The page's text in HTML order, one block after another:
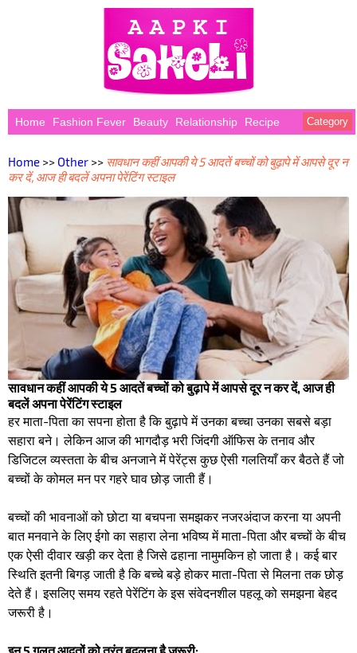
Home Fashion Fever Beauty Relationship Recipe Category
Home >> Other >> सावधान कहीं आपकी ये 5 आदतें बच्चों को बुढ़ापे में आपसे दूर न
कर दें, आज ही बदलें अपना पेरेंटिंग स्टाइल
सावधान कहीं आपकी ये 5 आदतें बच्चों को बुढ़ापे में आपसे दूर न कर दें, आज ही
बदलें अपना पेरेंटिंग स्टाइल
हर माता-पिता का सपना होता है कि बुढ़ापे में उनका बच्चा उनका सबसे बड़ा
सहारा बने। लेकिन आज की भागदौड़ भरी जिंदगी ऑफिस के तनाव और
डिजिटल व्यस्तता के बीच अनजाने में पेरेंट्स कुछ ऐसी गलतियाँ कर बैठते हैं जो
बच्चों के कोमल मन पर गहरे घाव छोड़ जाती हैं।
बच्चों की भावनाओं को छोटा या बचपना समझकर नजरअंदाज करना या अपनी
बात मनवाने के लिए ईगो का सहारा लेना भविष्य में माता-पिता और बच्चों के बीच
एक ऐसी दीवार खड़ी कर देता है जिसे ढहाना नामुमकिन हो जाता है। कई बार
स्थिति इतनी बिगड़ जाती है कि बच्चे बड़े होकर माता-पिता से मिलना तक छोड़
देते हैं। इसलिए समय रहते पेरेंटिंग के इस संवेदनशील पहलू को समझना बेहद
जरूरी है।